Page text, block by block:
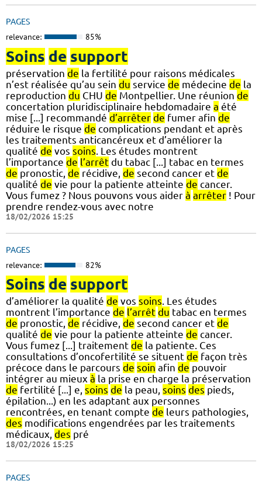
PAGES
relevance: 85%
Soins de support
préservation de la fertilité pour raisons médicales
n’est réalisée qu’au sein du service de médecine de la
reproduction du CHU de Montpellier. Une réunion de
concertation pluridisciplinaire hebdomadaire a été
mise [...] recommandé d’arrêter de fumer afin de
réduire le risque de complications pendant et après
les traitements anticancéreux et d’améliorer la
qualité de vos soins. Les études montrent
l’importance de l’arrêt du tabac [...] tabac en termes
de pronostic, de récidive, de second cancer et de
qualité de vie pour la patiente atteinte de cancer.
Vous fumez ? Nous pouvons vous aider à arrêter ! Pour
prendre rendez-vous avec notre
18/02/2026 15:25
PAGES
relevance: 82%
Soins de support
d’améliorer la qualité de vos soins. Les études
montrent l’importance de l’arrêt du tabac en termes
de pronostic, de récidive, de second cancer et de
qualité de vie pour la patiente atteinte de cancer.
Vous fumez [...] traitement de la patiente. Ces
consultations d’oncofertilité se situent de façon très
précoce dans le parcours de soin afin de pouvoir
intégrer au mieux à la prise en charge la préservation
de fertilité [...] e, soins de la peau, soins des pieds,
épilation...) en les adaptant aux personnes
rencontrées, en tenant compte de leurs pathologies,
des modifications engendrées par les traitements
médicaux, des pré
18/02/2026 15:25
PAGES